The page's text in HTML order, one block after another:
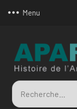
Menu
Recherche
pour